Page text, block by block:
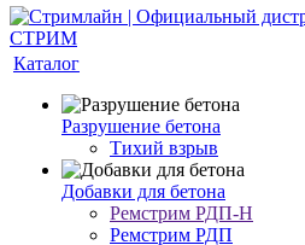
Каталог
Разрушение бетона
Тихий взрыв
Добавки для бетона
Ремстрим РДП-Н
Ремстрим РДП